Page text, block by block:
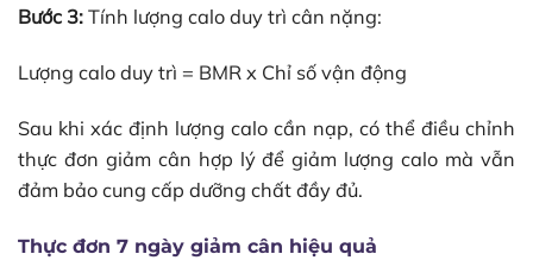
Bước 3: Tính lượng calo duy trì cân nặng:
Lượng calo duy trì = BMR x Chỉ số vận động
Sau khi xác định lượng calo cần nạp, có thể điều chỉnh
thực đơn giảm cân hợp lý để giảm lượng calo mà vẫn
đảm bảo cung cấp dưỡng chất đầy đủ.
Thực đơn 7 ngày giảm cân hiệu quả